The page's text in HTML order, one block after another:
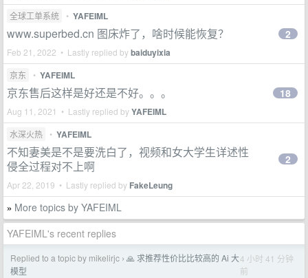
全球工单系统 • YAFEIML
www.superbed.cn 图床炸了，啥时候能恢复？
Feb 21, 2022 • Lastly replied bybaiduyixia
2
京东 • YAFEIML
京东售后这样是好还是不好。。。
Aug 11, 2021 • Lastly replied byYAFEIML
18
水深火热 • YAFEIML
不知妻美是不是要洗白了，视频和女大学生详述性
侵全过程对不上啊
Apr 22, 2019 • Lastly replied by FakeLeung
2
» More topics by YAFEIML
YAFEIML's recent replies
Replied to a topic by mikelirjc › 🙏 求推荐性价比比较高的 Ai 大
模型
4 小时 41 分钟
前